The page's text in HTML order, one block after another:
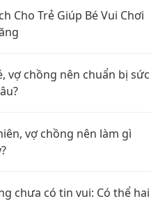
Cho Trẻ Giúp Bé Vui Chơi
vợ chồng nên chuẩn bị sức
vợ chồng nên làm gì
chưa có tin vui: Có thể hai